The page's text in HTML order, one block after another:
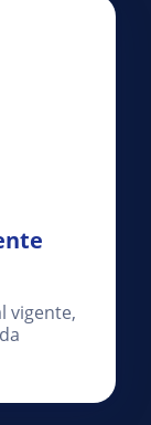
vigente,